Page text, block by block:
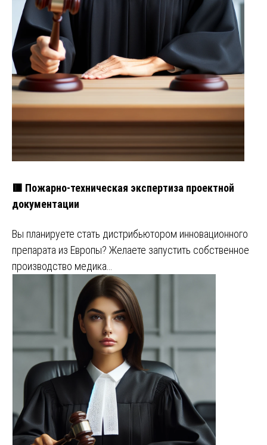
🟥 Пожарно-техническая экспертиза проектной
документации
Вы планируете стать дистрибьютором инновационного
препарата из Европы? Желаете запустить собственное
производство медика…